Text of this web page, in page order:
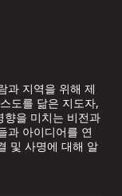
과 지역을 위해 제
도를 닮은 지도자,
향을 미치는 비전과
과 아이디어를 연
및 사명에 대해 알